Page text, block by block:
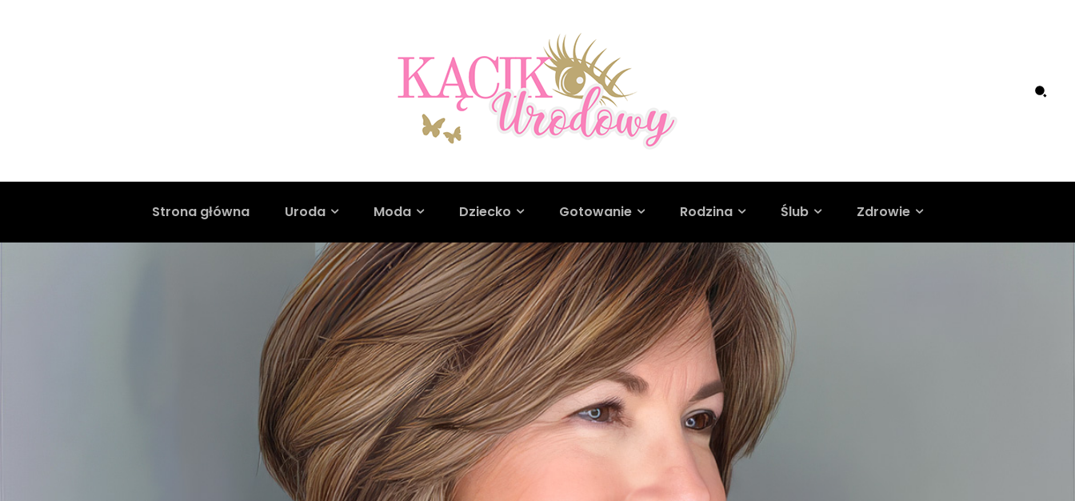
Strona główna Uroda Moda Dziecko Gotowanie Rodzina Ślub Zdrowie